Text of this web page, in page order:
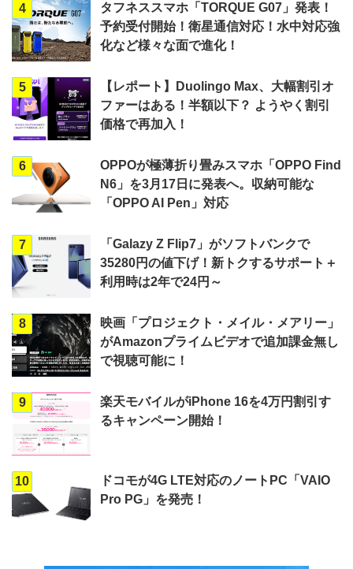
4
タフネススマホ「TORQUE G07」発表！
予約受付開始！衛星通信対応！水中対応強
化など様々な面で進化！
5
【レポート】Duolingo Max、大幅割引オ
ファーはある！半額以下？ ようやく割引
価格で再加入！
6
OPPOが極薄折り畳みスマホ「OPPO Find
N6」を3月17日に発表へ。収納可能な
「OPPO AI Pen」対応
7
「Galazy Z Flip7」がソフトバンクで
35280円の値下げ！新トクするサポート＋
利用時は2年で24円～
8
映画「プロジェクト・メイル・メアリー」
がAmazonプライムビデオで追加課金無し
で視聴可能に！
9
楽天モバイルがiPhone 16を4万円割引す
るキャンペーン開始！
10
ドコモが4G LTE対応のノートPC「VAIO
Pro PG」を発売！